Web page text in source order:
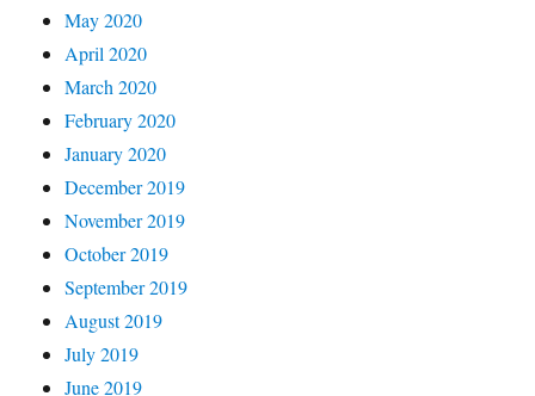
May 2020
April 2020
March 2020
February 2020
January 2020
December 2019
November 2019
October 2019
September 2019
August 2019
July 2019
June 2019